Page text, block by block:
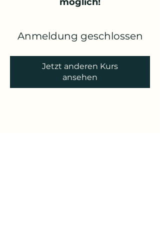
Anmeldung geschlossen
Jetzt anderen Kurs
ansehen